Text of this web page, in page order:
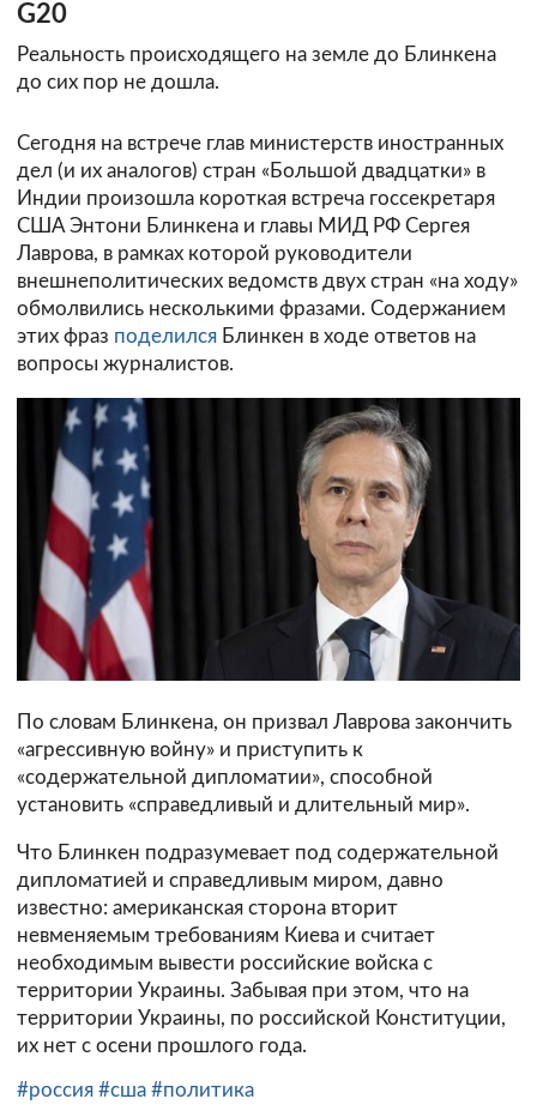
G20
Реальность происходящего на земле до Блинкена
до сих пор не дошла.
Сегодня на встрече глав министерств иностранных
дел (и их аналогов) стран «Большой двадцатки» в
Индии произошла короткая встреча госсекретаря
США Энтони Блинкена и главы МИД РФ Сергея
Лаврова, в рамках которой руководители
внешнеполитических ведомств двух стран «на ходу»
обмолвились несколькими фразами. Содержанием
этих фраз поделился Блинкен в ходе ответов на
вопросы журналистов.
По словам Блинкена, он призвал Лаврова закончить
«агрессивную войну» и приступить к
«содержательной дипломатии», способной
установить «справедливый и длительный мир».
Что Блинкен подразумевает под содержательной
дипломатией и справедливым миром, давно
известно: американская сторона вторит
невменяемым требованиям Киева и считает
необходимым вывести российские войска с
территории Украины. Забывая при этом, что на
территории Украины, по российской Конституции,
их нет с осени прошлого года.
#россия #сша #политика